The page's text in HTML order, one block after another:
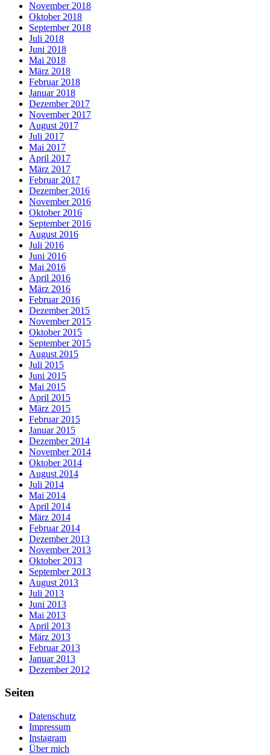
November 2018
Oktober 2018
September 2018
Juli 2018
Juni 2018
Mai 2018
März 2018
Februar 2018
Januar 2018
Dezember 2017
November 2017
August 2017
Juli 2017
Mai 2017
April 2017
März 2017
Februar 2017
Dezember 2016
November 2016
Oktober 2016
September 2016
August 2016
Juli 2016
Juni 2016
Mai 2016
April 2016
März 2016
Februar 2016
Dezember 2015
November 2015
Oktober 2015
September 2015
August 2015
Juli 2015
Juni 2015
Mai 2015
April 2015
März 2015
Februar 2015
Januar 2015
Dezember 2014
November 2014
Oktober 2014
August 2014
Juli 2014
Mai 2014
April 2014
März 2014
Februar 2014
Dezember 2013
November 2013
Oktober 2013
September 2013
August 2013
Juli 2013
Juni 2013
Mai 2013
April 2013
März 2013
Februar 2013
Januar 2013
Dezember 2012
Seiten
Datenschutz
Impressum
Instagram
Über mich